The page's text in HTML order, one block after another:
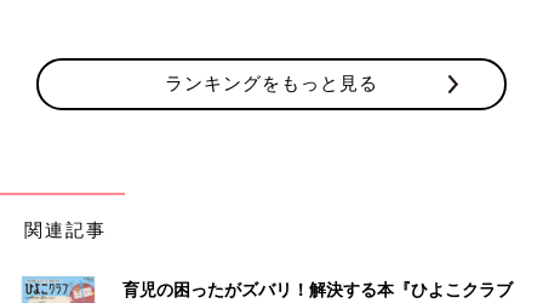
ランキングをもっと見る
関連記事
育児の困ったがズバリ！解決する本『ひよこクラブ